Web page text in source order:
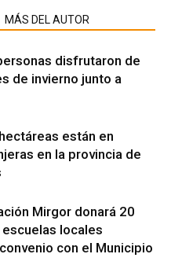
MÁS DEL AUTOR
disfrutaron de
de invierno junto a
están en
en la provincia de
Mirgor donará 20
locales
con el Municipio